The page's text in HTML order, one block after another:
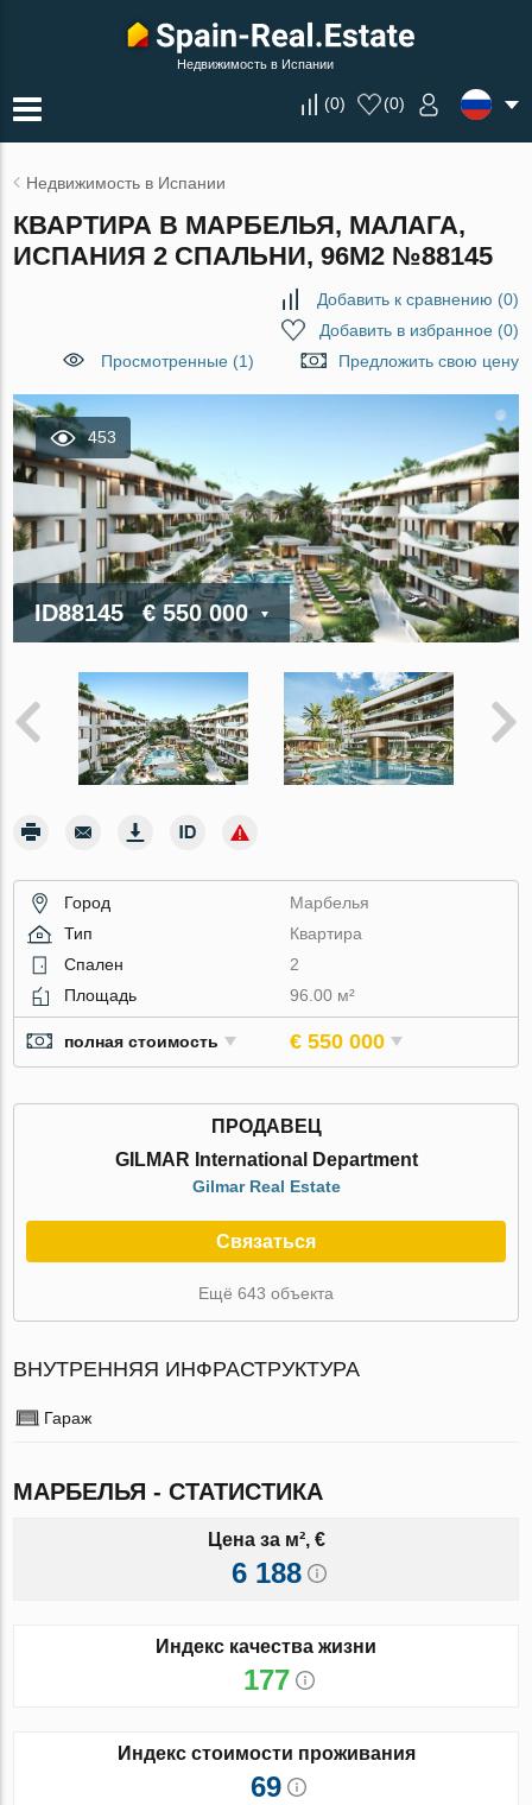
Недвижимость в Испании
(0) (0)
Недвижимость в Испании
КВАРТИРА В МАРБЕЛЬЯ, МАЛАГА,
ИСПАНИЯ 2 СПАЛЬНИ, 96М2 №88145
Добавить к сравнению (0)
Добавить в избранное(0)
Просмотренные (1)
Предложить свою цену
453
ID88145 € 550 000
Город
Марбелья
Тип
Квартира
Спален
2
Площадь
96.00 м²
полная стоимость € 550 000
ПРОДАВЕЦ
GILMAR International Department
Gilmar Real Estate
Связаться
Ещё 643 объекта
ВНУТРЕННЯЯ ИНФРАСТРУКТУРА
Гараж
МАРБЕЛЬЯ - СТАТИСТИКА
Цена за м², €
6 188
Индекс качества жизни
177
Индекс стоимости проживания
69